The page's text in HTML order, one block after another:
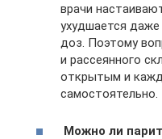
врачи
ухудшается
доз. Поэтому
и рассеянного
открытым и
самостоятельно.
Можно ли